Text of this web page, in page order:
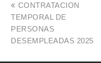
CONTRATACION
TEMPORAL DE
PERSONAS
DESEMPLEADAS 2025